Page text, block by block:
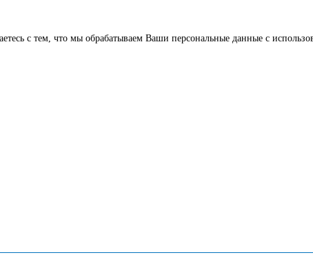
с тем, что мы обрабатываем Ваши персональные данные с